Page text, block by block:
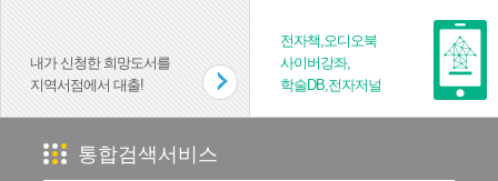
내가 신청한 희망도서를
지역서점에서 대출!
전자책,오디오북
사이버강좌,
학술DB,전자저널
통합검색서비스